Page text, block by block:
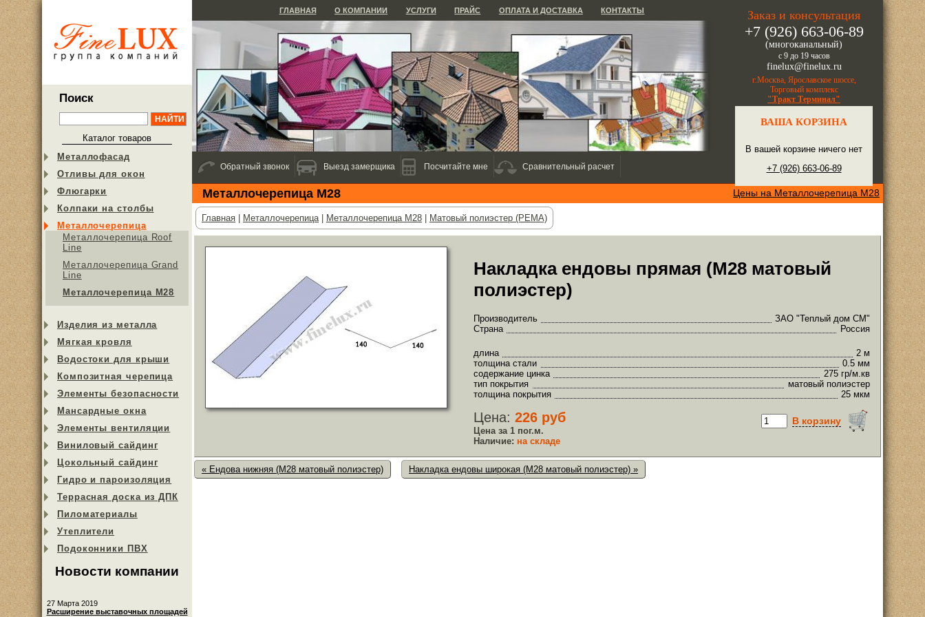
Поиск
Каталог товаров
Металлофасад
Отливы для окон
Флюгарки
Колпаки на столбы
Металлочерепица
Металлочерепица Roof
Line
Металлочерепица Grand
Line
Металлочерепица М28
Изделия из металла
Мягкая кровля
Водостоки для крыши
Композитная черепица
Элементы безопасности
Мансардные окна
Элементы вентиляции
Виниловый сайдинг
Цокольный сайдинг
Гидро и пароизоляция
Террасная доска из ДПК
Пиломатериалы
Утеплители
Подоконники ПВХ
Новости компании
27 Марта 2019
Расширение выставочных площадей
Заказ и консультация
+7 (926) 663-06-89
(многоканальный)
с 9 до 19 часов
finelux@finelux.ru
г.Москва, Ярославское шоссе,
Торговый комплекс
"Тракт Терминал"
ВАША КОРЗИНА
В вашей корзине ничего нет
+7 (926) 663-06-89
ГЛАВНАЯ О КОМПАНИИ УСЛУГИ ПРАЙС ОПЛАТА И ДОСТАВКА КОНТАКТЫ
Цены на Металлочерепица М28
Металлочерепица М28
Главная Металлочерепица| Металлочерепица М28 Матовый полиэстер (PEMA)
Накладка ендовы прямая (M28 матовый
полиэстер)
Производитель
ЗАО "Теплый дом СМ"
Страна
Россия
длина
2 м
толщина стали
0.5 мм
содержание цинка
275 гр/м.кв
тип покрытия
матовый полиэстер
толщина покрытия
25 мкм
В корзину
Цена: 226 руб
Цена за 1 пог.м.
Наличие: на складе
« Ендова нижняя (M28 матовый полиэстер) Накладка ендовы широкая (M28 матовый полиэстер) »
Обратный звонок Выезд замерщика Посчитайте мне Сравнительный расчет